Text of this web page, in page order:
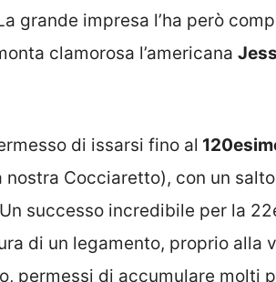
grande impresa l’ha però
clamorosa l’americana
di issarsi fino al
Cocciaretto), con un
successo incredibile per la
di un legamento, proprio alla
permessi di accumulare molti